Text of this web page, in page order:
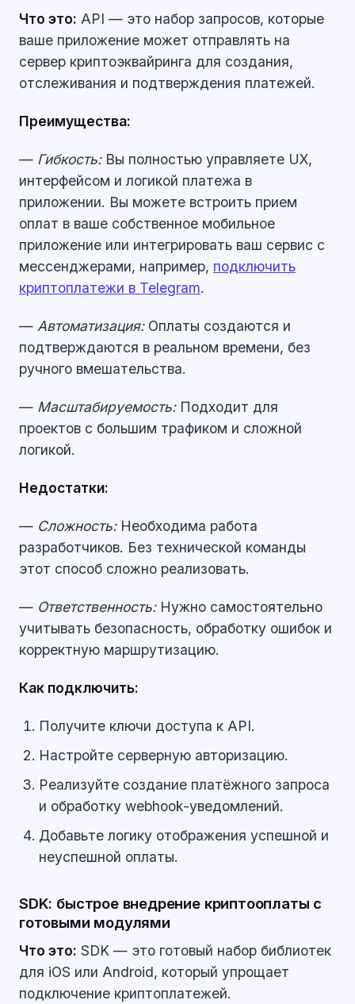
Что это: API — это набор запросов, которые
ваше приложение может отправлять на
сервер криптоэквайринга для создания,
отслеживания и подтверждения платежей.
Преимущества:
— Гибкость:Вы полностью управляете UX,
интерфейсом и логикой платежа в
приложении. Вы можете встроить прием
оплат в ваше собственное мобильное
приложение или интегрировать ваш сервис с
мессенджерами, например, подключить
криптоплатежи в Telegram.
— Автоматизация:Оплаты создаются и
подтверждаются в реальном времени, без
ручного вмешательства.
— Масштабируемость:Подходит для
проектов с большим трафиком и сложной
логикой.
Недостатки:
— Сложность:Необходима работа
разработчиков. Без технической команды
этот способ сложно реализовать.
— Ответственность:Нужно самостоятельно
учитывать безопасность, обработку ошибок и
корректную маршрутизацию.
Как подключить:
Получите ключи доступа к API.
Настройте серверную авторизацию.
Реализуйте создание платёжного запроса
и обработку webhook-уведомлений.
Добавьте логику отображения успешной и
неуспешной оплаты.
SDK: быстрое внедрение криптооплаты с
готовыми модулями
Что это: SDK — это готовый набор библиотек
для iOS или Android, который упрощает
подключение криптоплатежей.